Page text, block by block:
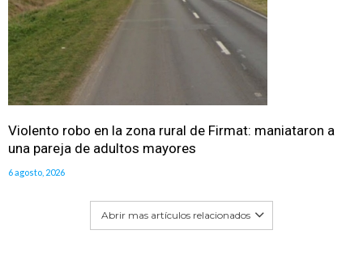
Violento robo en la zona rural de Firmat: maniataron a
una pareja de adultos mayores
6 agosto, 2026
Abrir mas artículos relacionados